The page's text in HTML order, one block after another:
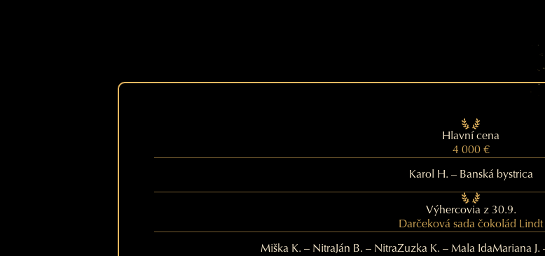
Hlavní cena
4 000 €
Karol H. – Banská bystrica
Výhercovia z 30.9.
Darčeková sada čokolád Lindt
Miška K. – NitraJán B. – NitraZuzka K. – Mala IdaMariana J.